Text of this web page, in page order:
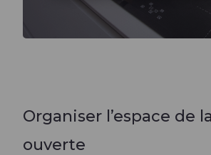
Organiser l’espace de
ouverte